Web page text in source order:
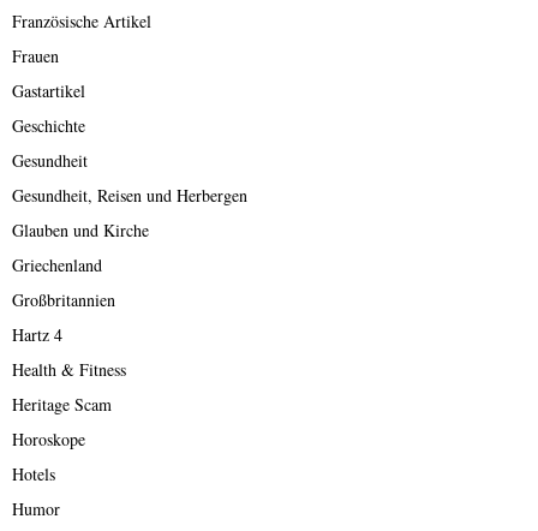
Französische Artikel
Frauen
Gastartikel
Geschichte
Gesundheit
Gesundheit, Reisen und Herbergen
Glauben und Kirche
Griechenland
Großbritannien
Hartz 4
Health & Fitness
Heritage Scam
Horoskope
Hotels
Humor